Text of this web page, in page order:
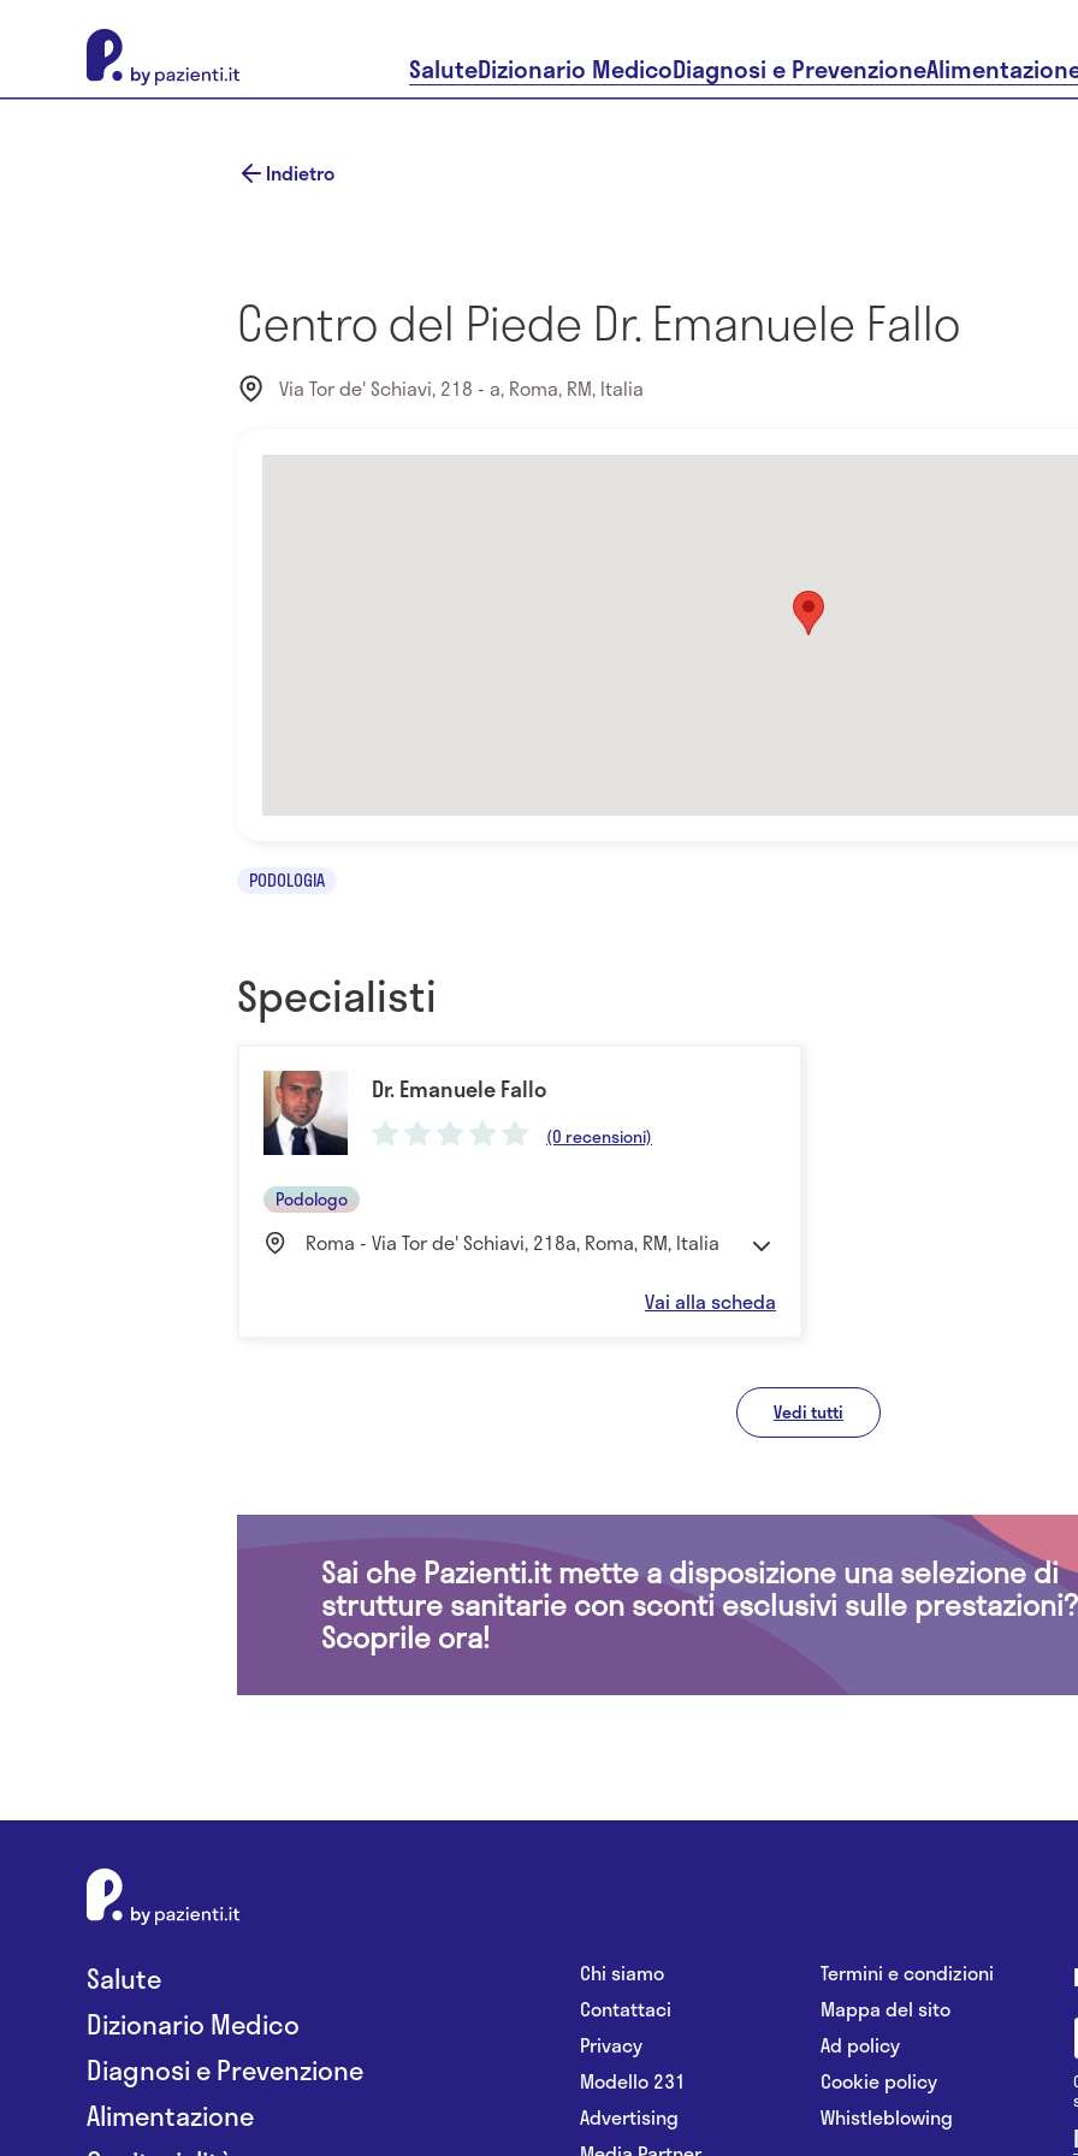
SaluteDizionario MedicoDiagnosi e Prevenzione
Indietro
Centro del Piede Dr. Emanuele Fallo
Via Tor de' Schiavi, 218 - a, Roma, RM, Italia
PODOLOGIA
Specialisti
Dr. Emanuele Fallo
(0 recensioni)
Podologo
Roma - Via Tor de' Schiavi, 218a, Roma, RM, Italia
Vai alla scheda
Vedi tutti
Sai che Pazienti.it mette a disposizione una selezione di
strutture sanitarie con sconti esclusivi sulle prestazioni?
Scoprile ora!
Salute
Dizionario Medico
Diagnosi e Prevenzione
Alimentazione
Chi siamo
Contattaci
Privacy
Modello 231
Advertising
Termini e condizioni
Mappa del sito
Ad policy
Cookie policy
Whistleblowing